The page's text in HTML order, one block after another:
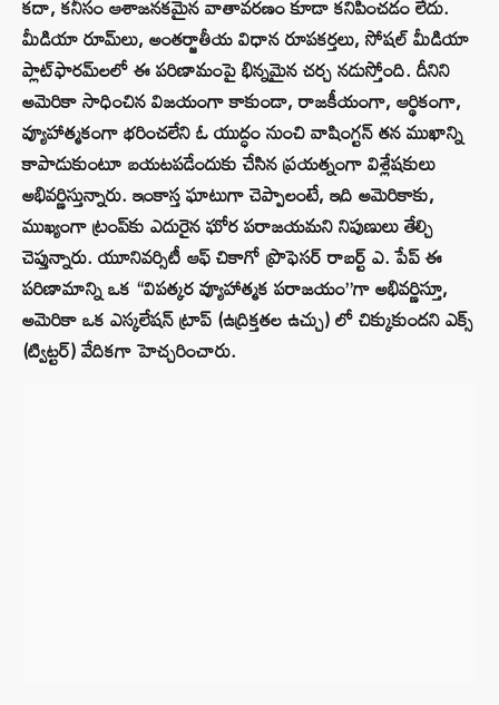
కదా, కనీసం ఆశాజనకమైన వాతావరణం కూడా కనిపించడం లేదు.
మీడియా రూమ్‌లు, అంతర్జాతీయ విధాన రూపకర్తలు, సోషల్ మీడియా
ప్లాట్‌ఫారమ్‌లలో ఈ పరిణామంపై భిన్నమైన చర్చ నడుస్తోంది. దీనిని
అమెరికా సాధించిన విజయంగా కాకుండా, రాజకీయంగా, ఆర్థికంగా,
వ్యూహాత్మకంగా భరించలేని ఓ యుద్ధం నుంచి వాషింగ్టన్ తన ముఖాన్ని
కాపాడుకుంటూ బయటపడేందుకు చేసిన ప్రయత్నంగా విశ్లేషకులు
అభివర్ణిస్తున్నారు. ఇంకాస్త ఘాటుగా చెప్పాలంటే, ఇది అమెరికాకు,
ముఖ్యంగా ట్రంప్‌కు ఎదురైన ఘోర పరాజయమని నిపుణులు తేల్చి
చెప్తున్నారు. యూనివర్సిటీ ఆఫ్ చికాగో ప్రొఫెసర్ రాబర్ట్ ఎ. పేప్ ఈ
పరిణామాన్ని ఒక “విపత్కర వ్యూహాత్మక పరాజయం”గా అభివర్ణిస్తూ,
అమెరికా ఒక ఎస్కలేషన్ ట్రాప్ (ఉద్రిక్తతల ఉచ్చు) లో చిక్కుకుందని ఎక్స్
(ట్విట్టర్) వేదికగా హెచ్చరించారు.